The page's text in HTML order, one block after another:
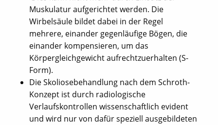
Muskulatur aufgerichtet werden. Die
Wirbelsäule bildet dabei in der Regel
mehrere, einander gegenläufige Bögen, die
einander kompensieren, um das
Körpergleichgewicht aufrechtzuerhalten (S-
Form).
Die Skoliosebehandlung nach dem Schroth-
Konzept ist durch radiologische
Verlaufskontrollen wissenschaftlich evident
und wird nur von dafür speziell ausgebildeten